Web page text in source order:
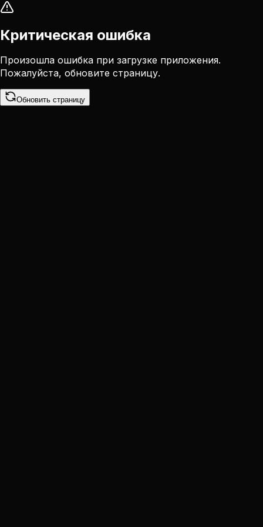
Критическая ошибка
Произошла ошибка при загрузке приложения.
Пожалуйста, обновите страницу.
Обновить страницу